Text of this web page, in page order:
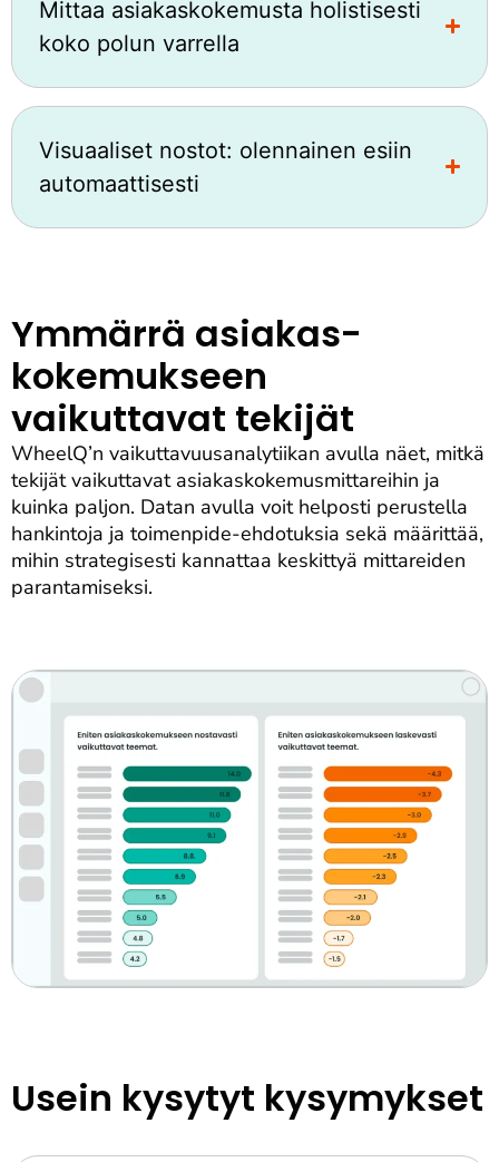
Mittaa asiakaskokemusta holistisesti
koko polun varrella
Visuaaliset nostot: olennainen esiin
automaattisesti
Ymmärrä asiakas­
kokemukseen
vaikuttavat tekijät
WheelQ’n vaikuttavuusanalytiikan avulla näet, mitkä
tekijät vaikuttavat asiakaskokemusmittareihin ja
kuinka paljon. Datan avulla voit helposti perustella
hankintoja ja toimenpide-ehdotuksia sekä määrittää,
mihin strategisesti kannattaa keskittyä mittareiden
parantamiseksi.
Usein kysytyt kysymykset